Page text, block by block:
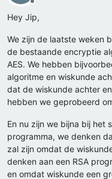
Offline
Hey Jip,
We zijn de laatste weken
de bestaande encryptie
AES. We hebben
algoritme en wiskunde
dat de wiskunde achter
hebben we geprobeerd
En nu zijn we bijna bij het
programma, we denken
zal zijn omdat de
denken aan een RSA
en omdat wiskunde een